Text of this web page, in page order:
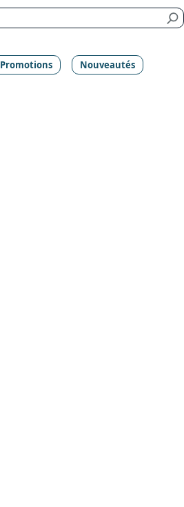
Promotions Nouveautés